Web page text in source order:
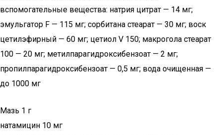
вспомогательные вещества: натрия цитрат — 14 мг;
эмульгатор F — 115 мг; сорбитана стеарат — 30 мг; воск
цетилэфирный — 60 мг; цетиол V 150; макрогола стеарат
100 — 20 мг; метилпарагидроксибензоат — 2 мг;
пропилпарагидроксибензоат — 0,5 мг; вода очищенная —
до 1000 мг
Мазь 1 г
натамицин 10 мг